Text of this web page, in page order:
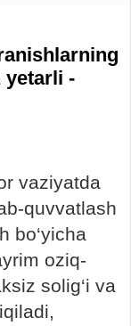
yetarli -
vaziyatda
quvvatlash
bo‘yicha
oziq-
solig‘i va